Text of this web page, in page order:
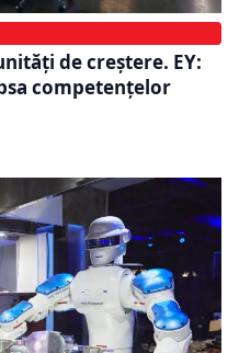
de creștere. EY:
competențelor